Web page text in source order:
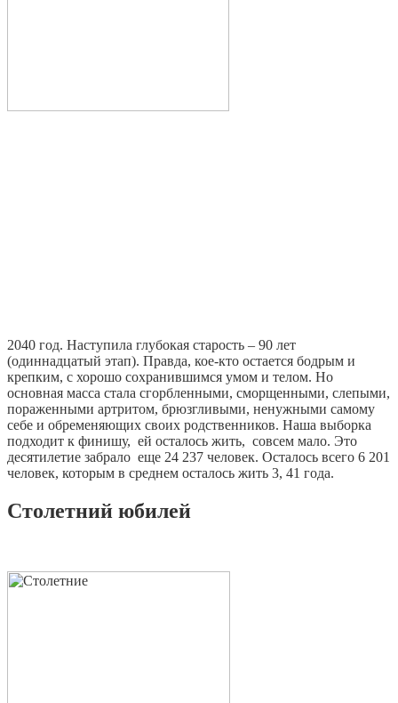
2040 год. Наступила глубокая старость – 90 лет
(одиннадцатый этап). Правда, кое-кто остается бодрым и
крепким, с хорошо сохранившимся умом и телом. Но
основная масса стала сгорбленными, сморщенными, слепыми,
пораженными артритом, брюзгливыми, ненужными самому
себе и обременяющих своих родственников. Наша выборка
подходит к финишу, ей осталось жить, совсем мало. Это
десятилетие забрало еще 24 237 человек. Осталось всего 6 201
человек, которым в среднем осталось жить 3, 41 года.
Столетний юбилей